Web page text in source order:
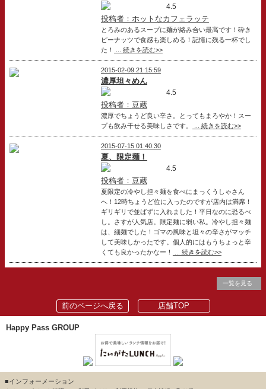
4.5
投稿者：ホットなカフェラッテ
とろみのあるスープに麺が絡み合い最高です！砕き
ピーナッツで食感も楽しめる！記憶に残る一杯でし
た！
... 続きを読む>>
2015-02-09 21:15:59
濃厚坦々めん
4.5
投稿者：豆蔵
濃厚でちょうど良い辛さ。とってもまろやか！スー
プも飲み干せる美味しさです。
... 続きを読む>>
2015-07-15 01:40:30
夏、限定麺！
4.5
投稿者：豆蔵
夏限定の冷やし担々麺を食べにまっくうしゃさん
へ！12時ちょうど位に入ったのですが店内は満席！
ギリギリで並ばずに入れました！平日なのに恐るべ
し。さすが人気店。限定麺に弱い私。冷やし担々麺
は、細麺でした！ゴマの風味と坦々の辛さがマッチ
して美味しかったです。個人的にはもうちょっと辛
くても良かったかなー！
... 続きを読む>>
一覧を見る
前のページへ戻る 店舗TOP
Happy Pass GROUP
■インフォーメーション